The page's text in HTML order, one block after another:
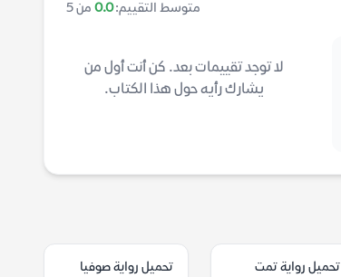
متوسط التقييم:0.0 من 5
لا توجد تقييمات بعد. كن أنت أول من
يشارك رأيه حول هذا الكتاب.
تحميل رواية تمت
تحميل رواية صوفيا